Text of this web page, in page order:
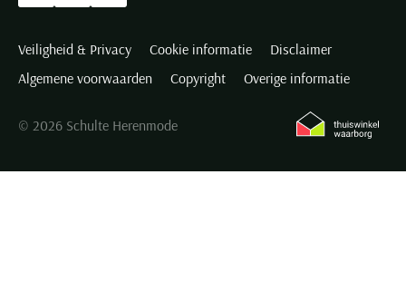
Veiligheid & Privacy Cookie informatie
Disclaimer
Algemene voorwaarden
Copyright Overige informatie
© 2026 Schulte Herenmode